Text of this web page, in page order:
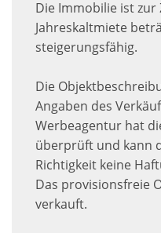
Die Immobilie ist
Jahreskaltmiete
steigerungsfähig.
Die
Angaben des
Werbeagentur hat
überprüft und kann
Richtigkeit keine
Das provisionsfreie
verkauft.